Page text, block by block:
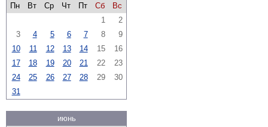
Пн
Вт Ср Чт Пт Сб
Вс
1
2
3
4 5 6 7 8
9
10
11 12 13 14 15
16
17
18 19 20 21 22
23
24
25 26 27 28 29
30
31
июнь